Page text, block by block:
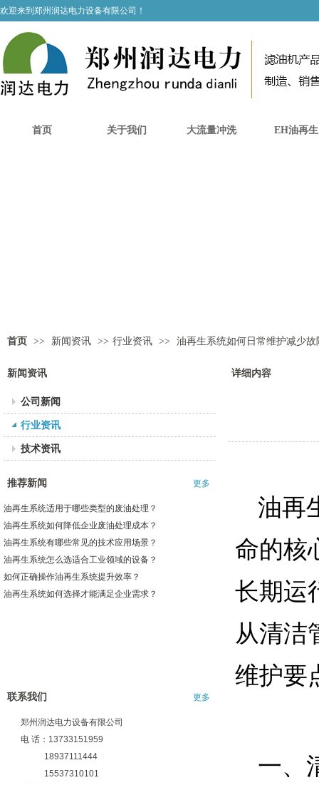
欢迎来到郑州润达电力设备有限公司！
首页 关于我们 大流量冲洗 EH油再生
首页 >> 新闻资讯 >> 行业资讯 >> 油再生系统如何日常维护减少故
新闻资讯
公司新闻
行业资讯
技术资讯
推荐新闻 更多
油再生系统适用于哪些类型的废油处理？
油再生系统如何降低企业废油处理成本？
油再生系统有哪些常见的技术应用场景？
油再生系统怎么选适合工业领域的设备？
如何正确操作油再生系统提升效率？
油再生系统如何选择才能满足企业需求？
联系我们 更多
郑州润达电力设备有限公司
电 话：13733151959
18937111444
15537310101
详细内容
油再
命的核
长期运
从清洁
维护要
一、